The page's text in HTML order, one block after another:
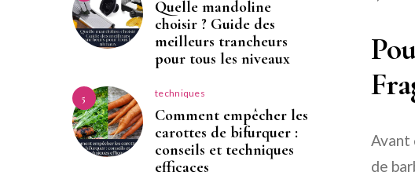
Avant
de
Quelle mandoline
choisir ? Guide des
meilleurs trancheurs
pour tous les niveaux
5 techniques
Comment empêcher les
carottes de bifurquer :
conseils et techniques
efficaces